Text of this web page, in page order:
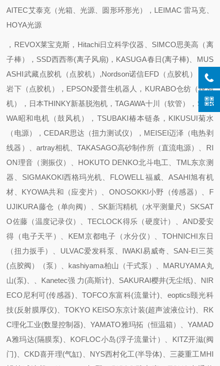
AITEC艾泰克（光箱、光源、圆形环形光），LEIMAC 雷马克、
HOYA光源
，REVOX莱宝克斯，Hitachi日立科学仪器、SIMCO思美高（离
子棒），SSD西西蒂(离子风扇)，KASUGA春日(离子棒)、MUS
ASHI武藏点胶机（点胶机）,Nordson诺信EFD（点胶机），IEI
岩下（点胶机），EPSON爱普生机器人，KURABO仓纺（脱泡
机），日本THINKY新基脱泡机，TAGAWA十川（软管），SHO
WA昭和电机（鼓风机），TSUBAKI椿本链条，KIKUSUI菊水
（电源），CEDAR思达（扭力测试仪），MEISEI迈泽（电热剥
线器）、artray相机、TAKASAGO高砂制作所（直流电源）、RI
ON理音（测振仪）、HOKUTO DENKO北斗电工、TML东京测
器、SIGMAKOKI西格玛光机、FLOWELL 福威、ASAHI旭有机
材、KYOWA共和（应变片）、ONOSOKKI小野（传感器）、F
UJIKURA藤仓（单向阀）、SK新泻精机（水平测量尺）SKSAT
O佐藤（温度记录仪）、TECLOCK得乐（硬度计）、AND爱安
得（电子天平）、KEM京都电子（水分仪）、TOHNICHI东日
（扭力扳手）、ULVAC爱发科泵、IWAKI易威奇、SAN-EI三英
(点胶阀）（泵）、kashiyama柏山（干式泵）、MARUYAMA丸
山(泵)、、Kanetec强 力(高斯计)、SAKURAI樱井(无尘纸)、NIR
ECO尼利可(传感器)、TOFCO东富科(流量计)、eoptics颐光科
技(反射膜厚仪)、TOKYO KEISO东京计装(超声波液位计)、RK
C理化工业(数显控制器)、YAMATO雅玛拓（恒温箱）、YAMAD
A雅玛达(隔膜泵)、KOFLOC小岛(浮子流量计）、KITZ开滋(阀
门)、CKD喜开理(气缸)、NYS西村化工(半导体)、三菱重工MHI